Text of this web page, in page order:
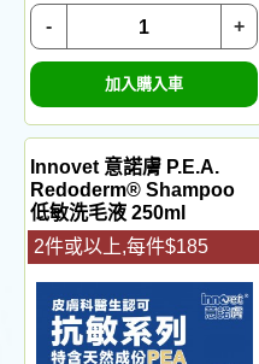
+
-
加入購入車
Innovet 意諾膚 P.E.A.
Redoderm® Shampoo
低敏洗毛液 250ml
2件或以上,每件$185